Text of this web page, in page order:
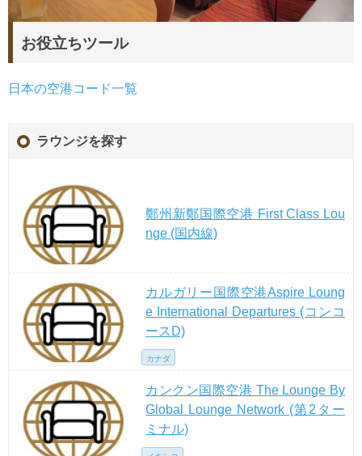
お役立ちツール
日本の空港コード一覧
ラウンジを探す
鄭州新鄭国際空港 First Class Lou
nge (国内線)
カルガリー国際空港Aspire Loung
e International Departures (コンコ
ースD)
カナダ
カンクン国際空港 The Lounge By
Global Lounge Network (第2ター
ミナル)